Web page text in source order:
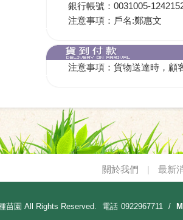
銀行帳號： 0031005-
注意事項： 戶名:鄭惠文
注意事項： 貨物送達時，顧
關於我們 | 最新
苗園 All Rights Reserved. 電話 0922967711